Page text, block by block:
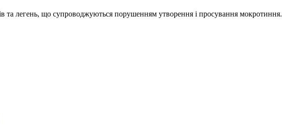
та легень, що супроводжуються порушенням утворення і просування мокротиння.